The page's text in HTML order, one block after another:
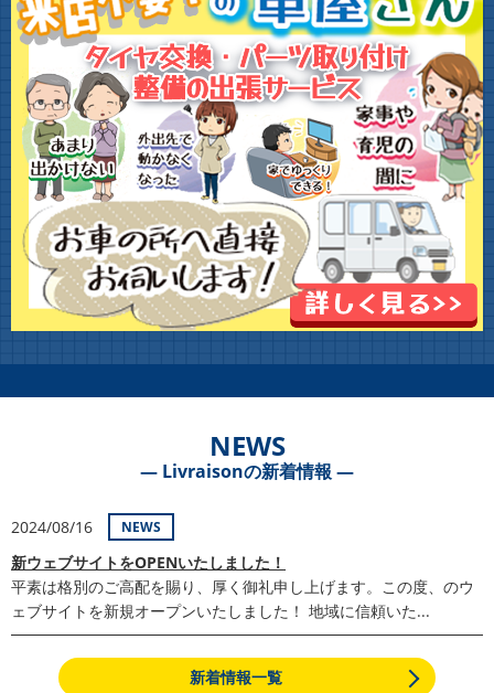
NEWS
― Livraisonの新着情報 ―
2024/08/16 NEWS
新ウェブサイトをOPENいたしました！
平素は格別のご高配を賜り、厚く御礼申し上げます。この度、のウ
ェブサイトを新規オープンいたしました！ 地域に信頼いた...
新着情報一覧